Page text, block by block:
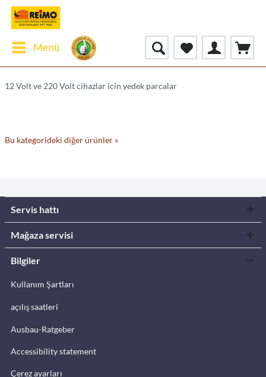
Menü
12 Volt ve 220 Volt cihazlar icin yedek parcalar
Bu kategorideki diğer ürünler »
Servis hattı
Mağaza servisi
Bilgiler
Kullanım Şartları
açılış saatleri
Ausbau-Ratgeber
Accessibility statement
Çerez ayarları